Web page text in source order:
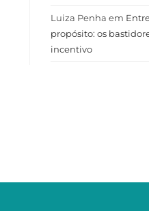
Luiza Penha em
propósito: os
incentivo